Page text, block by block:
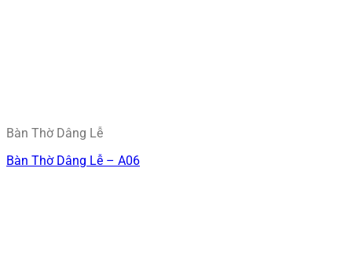
Bàn Thờ Dâng Lễ
Bàn Thờ Dâng Lễ – A06